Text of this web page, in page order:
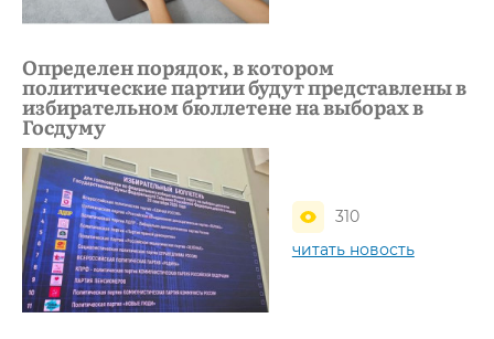
Определен порядок, в котором
политические партии будут представлены в
избирательном бюллетене на выборах в
Госдуму
310
читать новость